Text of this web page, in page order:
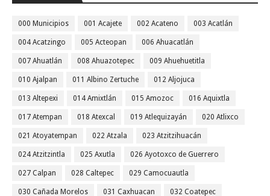
000 Municipios 001 Acajete 002 Acateno 003 Acatlán
004 Acatzingo 005 Acteopan 006 Ahuacatlán
007 Ahuatlán 008 Ahuazotepec 009 Ahuehuetitla
010 Ajalpan 011 Albino Zertuche 012 Aljojuca
013 Altepexi 014 Amixtlán 015 Amozoc 016 Aquixtla
017 Atempan 018 Atexcal 019 Atlequizayán 020 Atlixco
021 Atoyatempan 022 Atzala 023 Atzitzihuacán
024 Atzitzintla 025 Axutla 026 Ayotoxco de Guerrero
027 Calpan 028 Caltepec 029 Camocuautla
030 Cañada Morelos 031 Caxhuacan 032 Coatepec